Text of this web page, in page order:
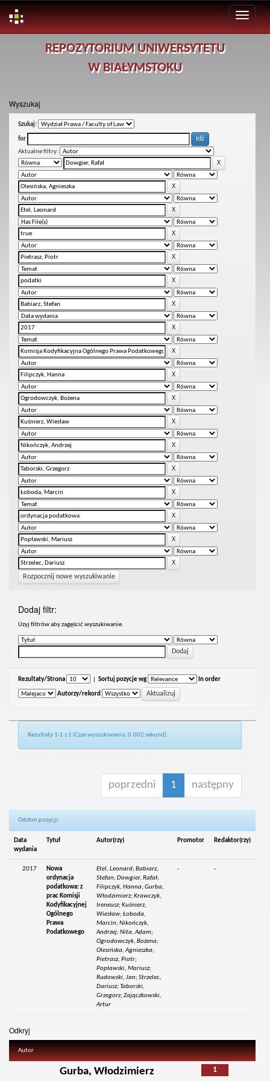
REPOZYTORIUM UNIWERSYTETU
W BIAŁYMSTOKU
Wyszukaj
Szukaj:
for
Aktualne filtry:
Rozpocznij nowe wyszukiwanie
Dodaj filtr:
Uzyj filtrów aby zagęścić wyszukiwanie.
Rezultaty/Strona Sortuj pozycje wg In order
Autorzy/rekord
Rezultaty 1-1 z 1 (Czas wyszukiwania: 0.002 sekund).
poprzedni 1 następny
Odsłon pozycji:
Data
wydania
Tytuł Autor(rzy) Promotor Redaktor(rzy)
2017
Nowa
ordynacja
podatkowa: z
prac Komisji
Kodyfikacyjnej
Ogólnego
Prawa
Podatkowego
Etel, Leonard; Babiarz,
Stefan; Dowgier, Rafał;
Filipczyk, Hanna; Gurba,
Włodzimierz; Krawczyk,
Ireneusz; Kuśnierz,
Wiesław; Łoboda,
Marcin; Nikończyk,
Andrzej; Nita, Adam;
Ogrodowczyk, Bożena;
Olesińska, Agnieszka;
Pietrasz, Piotr;
Popławski, Mariusz;
Rudowski, Jan; Strzelec,
Dariusz; Taborski,
Grzegorz; Zajączkowski,
Artur
- -
Odkryj
Autor
1
Gurba, Włodzimierz